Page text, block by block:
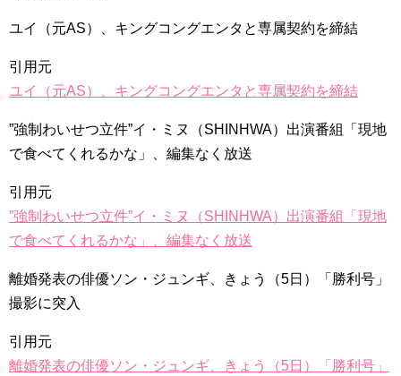
幻の王女チャミョンゴ エンディング
리고 그려도 (Miss You In My Heart)
俳優カン・ギヨン、突然の熱愛宣言…「キム秘書がなぜそう
Powered by livedoor 相互RSS
ユイ（元AS）、キングコングエンタと専属契約を締結
引用元
ユイ（元AS）、キングコングエンタと専属契約を締結
”強制わいせつ立件”イ・ミヌ（SHINHWA）出演番組「現地
で食べてくれるかな」、編集なく放送
引用元
”強制わいせつ立件”イ・ミヌ（SHINHWA）出演番組「現地
で食べてくれるかな」、編集なく放送
離婚発表の俳優ソン・ジュンギ、きょう（5日）「勝利号」
撮影に突入
引用元
離婚発表の俳優ソン・ジュンギ、きょう（5日）「勝利号」